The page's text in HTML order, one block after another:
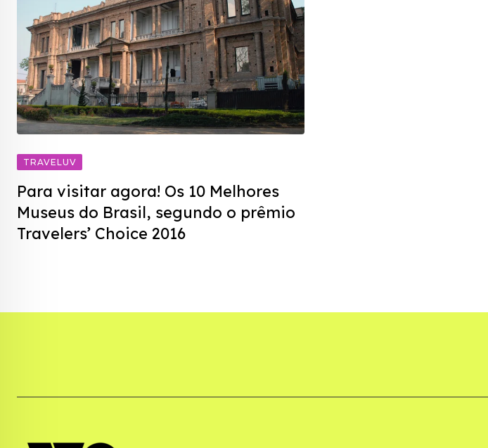
TRAVELUV
Para visitar agora! Os 10 Melhores
Museus do Brasil, segundo o prêmio
Travelers’ Choice 2016